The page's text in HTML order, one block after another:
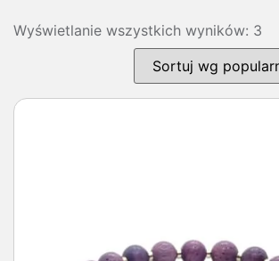
Wyświetlanie wszystkich wyników: 3